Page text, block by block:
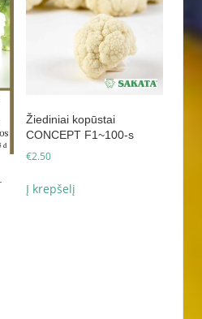
Žiediniai kopūstai
CONCEPT F1~100-s
€2.50
Į krepšelį